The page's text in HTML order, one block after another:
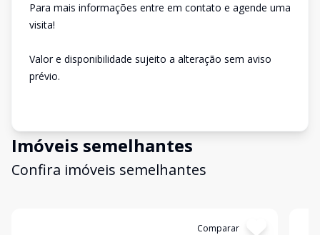
Para mais informações entre em contato e agende uma
visita!
Valor e disponibilidade sujeito a alteração sem aviso
prévio.
Imóveis semelhantes
Confira imóveis semelhantes
Comparar